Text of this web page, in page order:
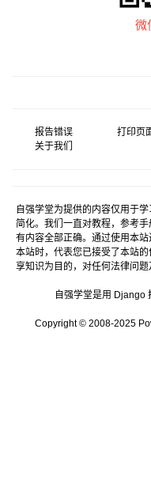
微
报告错误 打印页
关于我们
自强学堂为提供的内容仅用于
简化。我们一直对教程，参考
有内容全部正确。通过使用本
本站时，代表您已接受了本站
享知识为目的，对任何法律问
自强学堂是用 Django
Copyright © 2008-2025